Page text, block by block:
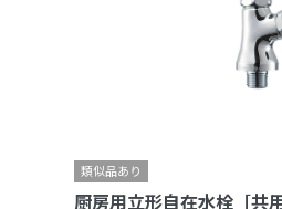
厨房用立形自在水栓［共用